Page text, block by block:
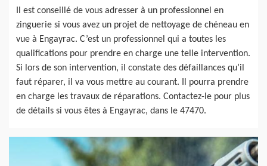
Il est conseillé de vous adresser à un professionnel en
zinguerie si vous avez un projet de nettoyage de chéneau en
vue à Engayrac. C’est un professionnel qui a toutes les
qualifications pour prendre en charge une telle intervention.
Si lors de son intervention, il constate des défaillances qu’il
faut réparer, il va vous mettre au courant. Il pourra prendre
en charge les travaux de réparations. Contactez-le pour plus
de détails si vous êtes à Engayrac, dans le 47470.